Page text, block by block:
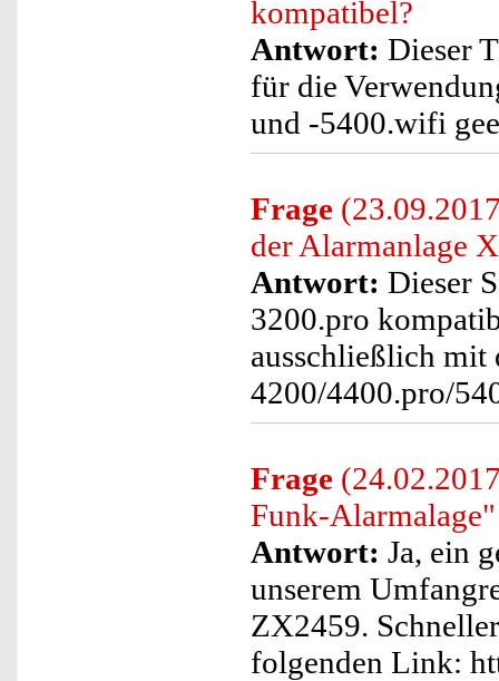
kompatibel?
Antwort: Dieser
für die
und -5400.wifi
Frage
der Alarmanlage
Antwort: Dieser
3200.pro
ausschließlich
4200/4400.pro/
Frage
Funk-
Antwort: Ja, ein
unserem
ZX2459.
folgenden Link: